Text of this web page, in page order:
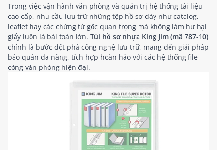
Trong việc vận hành văn phòng và quản trị hệ thống tài liệu
cao cấp, nhu cầu lưu trữ những tệp hồ sơ dày như catalog,
leaflet hay các chứng từ gốc quan trọng mà không làm hư hại
giấy luôn là bài toán lớn. Túi hồ sơ nhựa King Jim (mã 787-10)
chính là bước đột phá công nghệ lưu trữ, mang đến giải pháp
bảo quản đa năng, tích hợp hoàn hảo với các hệ thống file
còng văn phòng hiện đại.